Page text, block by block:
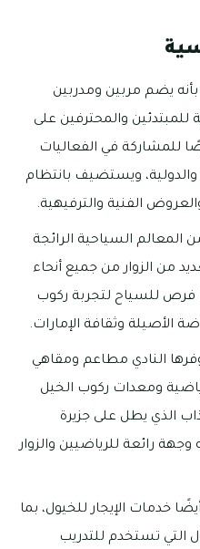
يضم مربين ومدربين
للمبتدئين والمحترفين على
للمشاركة في الفعاليات
والدولية، ويستضيف بانتظام
الفنية والترفيهية.
المعالم السياحية الرائجة
من الزوار من جميع أنحاء
فرص للسياح لتجربة ركوب
الأصيلة وثقافة الإمارات.
النادي مطاعم ومقاهي
ومعدات ركوب الخيل
الذي يطل على جزيرة
رائعة للرياضيين والزوار
خدمات الإيجار للخيول، بما
التي تستخدم للتدريب